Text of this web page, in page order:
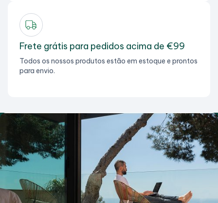
Frete grátis para pedidos acima de €99
Todos os nossos produtos estão em estoque e prontos
para envio.